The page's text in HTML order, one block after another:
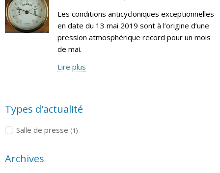
Les conditions anticycloniques exceptionnelles
en date du 13 mai 2019 sont à l’origine d’une
pression atmosphérique record pour un mois
de mai.
Lire plus
Types d'actualité
Salle de presse (1)
Archives